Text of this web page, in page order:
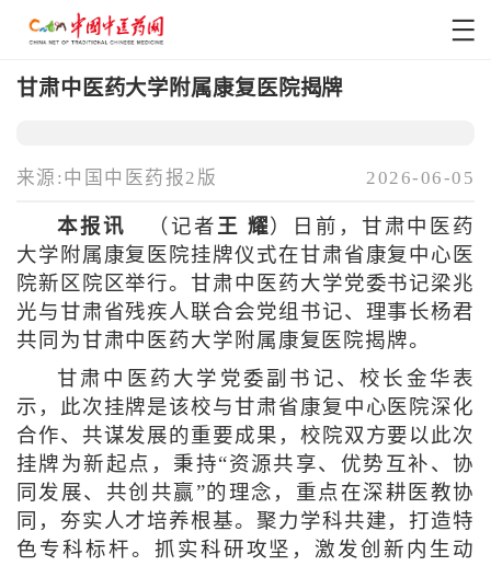
甘肃中医药大学附属康复医院揭牌
来源:中国中医药报2版 2026-06-05
本报讯 （记者 王 耀）日前，甘肃中医药
大学附属康复医院挂牌仪式在甘肃省康复中心医
院新区院区举行。甘肃中医药大学党委书记梁兆
光与甘肃省残疾人联合会党组书记、理事长杨君
共同为甘肃中医药大学附属康复医院揭牌。
甘肃中医药大学党委副书记、校长金华表
示，此次挂牌是该校与甘肃省康复中心医院深化
合作、共谋发展的重要成果，校院双方要以此次
挂牌为新起点，秉持“资源共享、优势互补、协
同发展、共创共赢”的理念，重点在深耕医教协
同，夯实人才培养根基。聚力学科共建，打造特
色专科标杆。抓实科研攻坚，激发创新内生动